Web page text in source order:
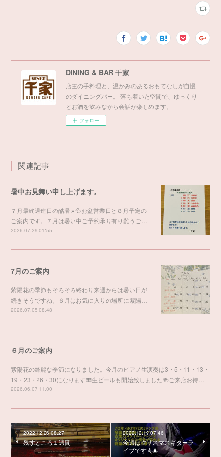
DINING & BAR 千家
店主の手料理と、温かみのあるおもてなしが自慢
のダイニングバー。 落ち着いた空間で、ゆっくり
とお酒を飲みながら会話が楽しめます。
フォロー
関連記事
暑中お見舞い申し上げます。
７月最終週連日の酷暑☀️💦お盆営業日と８月予定の
ご案内です。７月は暑い中ご予約承り有り難うご…
2026.07.29 01:55
7月のご案内
紫陽花の季節もそろそろ終わり来週からは暑い日が
続きそうですね。６月はお気に入りの場所に紫陽…
2026.07.05 08:48
６月のご案内
紫陽花の綺麗な季節になりました。今月のピアノ生演奏は3・5・11・13・
19・23・26・30になります🎹生ビールも開始致しました🍻ご来店お待…
2026.06.07 11:00
2022.12.26 08:27
残すところ１週間
2022.12.19 07:46
今週はクリスマスギターラ
イブです🎸🎄